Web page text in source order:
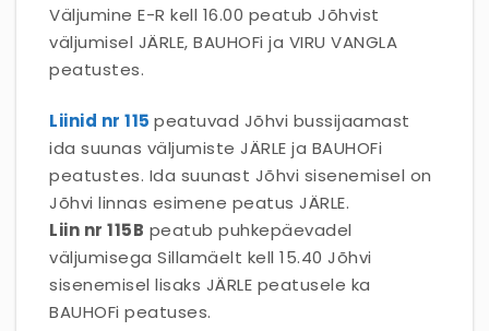
Väljumine E-R kell 16.00 peatub Jõhvist
väljumisel JÄRLE, BAUHOFi ja VIRU VANGLA
peatustes.
Liinid nr 115 peatuvad Jõhvi bussijaamast
ida suunas väljumiste JÄRLE ja BAUHOFi
peatustes. Ida suunast Jõhvi sisenemisel on
Jõhvi linnas esimene peatus JÄRLE.
Liin nr 115B peatub puhkepäevadel
väljumisega Sillamäelt kell 15.40 Jõhvi
sisenemisel lisaks JÄRLE peatusele ka
BAUHOFi peatuses.